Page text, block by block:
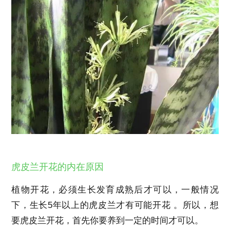
虎皮兰开花的内在原因
植物开花，必须生长发育成熟后才可以，一般情况
下，生长5年以上的虎皮兰才有可能开花 。所以，想
要虎皮兰开花，首先你要养到一定的时间才可以。